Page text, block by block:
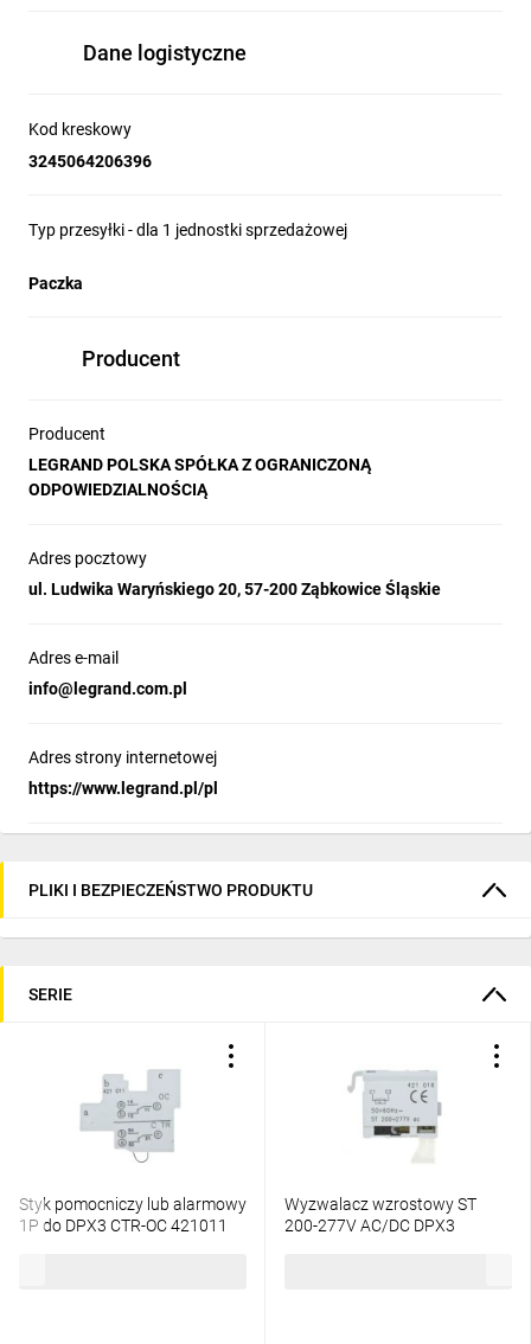
Dane logistyczne
Kod kreskowy
3245064206396
Typ przesyłki - dla 1 jednostki sprzedażowej
Paczka
Producent
Producent
LEGRAND POLSKA SPÓŁKA Z OGRANICZONĄ
ODPOWIEDZIALNOŚCIĄ
Adres pocztowy
ul. Ludwika Waryńskiego 20, 57-200 Ząbkowice Śląskie
Adres e-mail
info@legrand.com.pl
Adres strony internetowej
https://www.legrand.pl/pl
PLIKI I BEZPIECZEŃSTWO PRODUKTU
SERIE
Styk pomocniczy lub alarmowy
1P do DPX3 CTR-OC 421011
Wyzwalacz wzrostowy ST
200-277V AC/DC DPX3